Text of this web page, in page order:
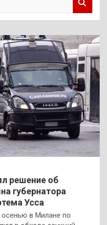
решение об
губернатора
Усса
в Милане по